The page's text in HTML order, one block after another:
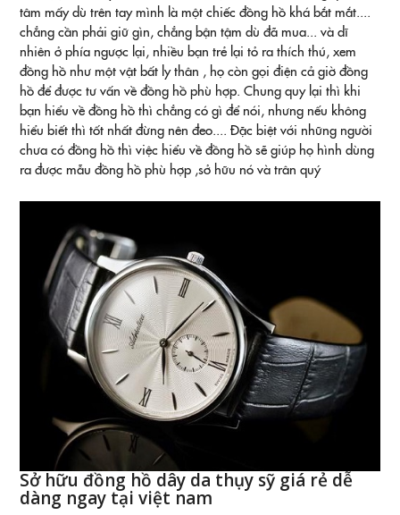
tâm mấy dù trên tay mình là một chiếc đồng hồ khá bắt mắt....
chẳng cần phải giữ gìn, chẳng bận tậm dù đã mua... và dĩ
nhiên ở phía ngược lại, nhiều bạn trẻ lại tỏ ra thích thú, xem
đồng hồ như một vật bất ly thân , họ còn gọi điện cả giờ đồng
hồ để được tư vấn về đồng hồ phù hợp. Chung quy lại thì khi
bạn hiểu về đồng hồ thì chẳng có gì để nói, nhưng nếu không
hiểu biết thì tốt nhất đừng nên đeo.... Đặc biệt với những người
chưa có đồng hồ thì việc hiểu về đồng hồ sẽ giúp họ hình dùng
ra được mẫu đồng hồ phù hợp ,sở hữu nó và trân quý
Sở hữu đồng hồ dây da thụy sỹ giá rẻ dễ
dàng ngay tại việt nam